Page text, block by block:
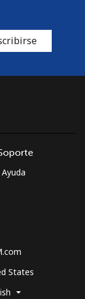
States